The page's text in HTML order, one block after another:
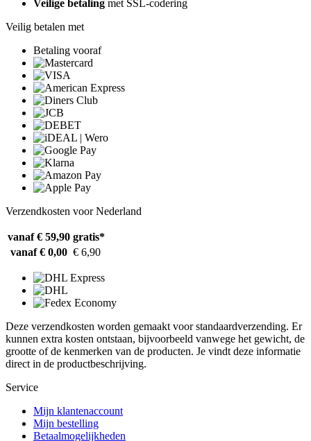
Veilige betaling met SSL-codering
Veilig betalen met
Betaling vooraf
Verzendkosten voor Nederland
vanaf € 59,90 gratis*
vanaf € 0,00 € 6,90
Deze verzendkosten worden gemaakt voor standaardverzending. Er
kunnen extra kosten ontstaan, bijvoorbeeld vanwege het gewicht, de
grootte of de kenmerken van de producten. Je vindt deze informatie
direct in de productbeschrijving.
Service
Mijn klantenaccount
Mijn bestelling
Betaalmogelijkheden